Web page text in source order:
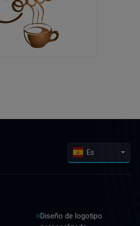
Es
Diseño de logotipo